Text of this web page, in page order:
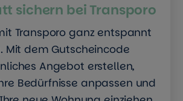
sichern bei Transporo
Transporo ganz entspannt
Mit dem Gutscheincode
Angebot erstellen,
Bedürfnisse anpassen und